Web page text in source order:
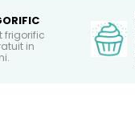
frigorific
in